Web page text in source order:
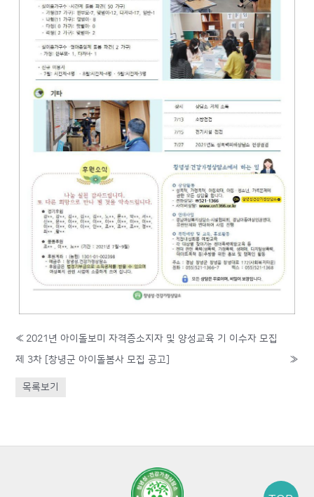
« 2021년 아이돌보미 자격증소지자 및 양성교육 기 이수자 모집
제 3차 [창녕군 아이돌봄사 모집 공고]
»
목록보기